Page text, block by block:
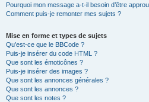
Pourquoi mon message a-t-il besoin d’être
Comment puis-je remonter mes sujets ?
Mise en forme et types de sujets
Qu’est-ce que le BBCode ?
Puis-je insérer du code HTML ?
Que sont les émoticônes ?
Puis-je insérer des images ?
Que sont les annonces générales ?
Que sont les annonces ?
Que sont les notes ?